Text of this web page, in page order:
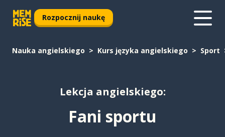
Rozpocznij naukę
Nauka angielskiego Kurs języka angielskiego Sport
Lekcja angielskiego:
Fani sportu